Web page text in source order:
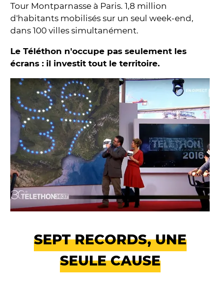
Tour Montparnasse à Paris. 1,8 million
d'habitants mobilisés sur un seul week-end,
dans 100 villes simultanément.
Le Téléthon n'occupe pas seulement les
écrans : il investit tout le territoire.
SEPT RECORDS, UNE
SEULE CAUSE